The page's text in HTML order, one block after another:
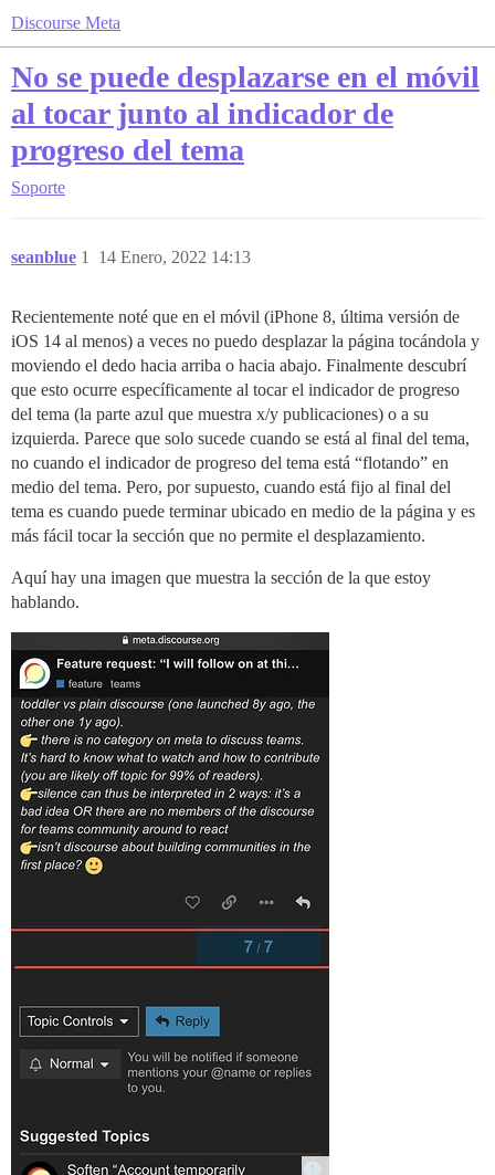
Discourse Meta
No se puede desplazarse en el móvil
al tocar junto al indicador de
progreso del tema
Soporte
seanblue 14 Enero, 2022 14:13
1
Recientemente noté que en el móvil (iPhone 8, última versión de
iOS 14 al menos) a veces no puedo desplazar la página tocándola y
moviendo el dedo hacia arriba o hacia abajo. Finalmente descubrí
que esto ocurre específicamente al tocar el indicador de progreso
del tema (la parte azul que muestra x/y publicaciones) o a su
izquierda. Parece que solo sucede cuando se está al final del tema,
no cuando el indicador de progreso del tema está “flotando” en
medio del tema. Pero, por supuesto, cuando está fijo al final del
tema es cuando puede terminar ubicado en medio de la página y es
más fácil tocar la sección que no permite el desplazamiento.
Aquí hay una imagen que muestra la sección de la que estoy
hablando.